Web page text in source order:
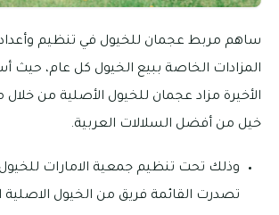
ساهم مربط عجمان للخيول في تنظيم
المزادات الخاصة ببيع الخيول كل عام، حيث
خيل من أفضل السلالات العربية.
وذلك تحت تنظيم جمعية الامارات للخيول
تصدرت القائمة فريق من الخيول الاصلية